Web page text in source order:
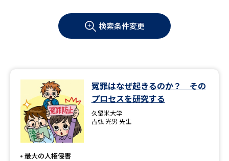
学部・学科パンフ
総合型選抜・学校推薦型選抜 募
大学入学共通テスト利用選抜の
大学・短大以外の資料から請求
専門学校の資料請求 大学院の資料請求
留学・進学関連、塾・予備校
検索条件変更
冤罪はなぜ起きるのか？ その
プロセスを研究する
久留米大学
吉弘 光男 先生
最大の人権侵害